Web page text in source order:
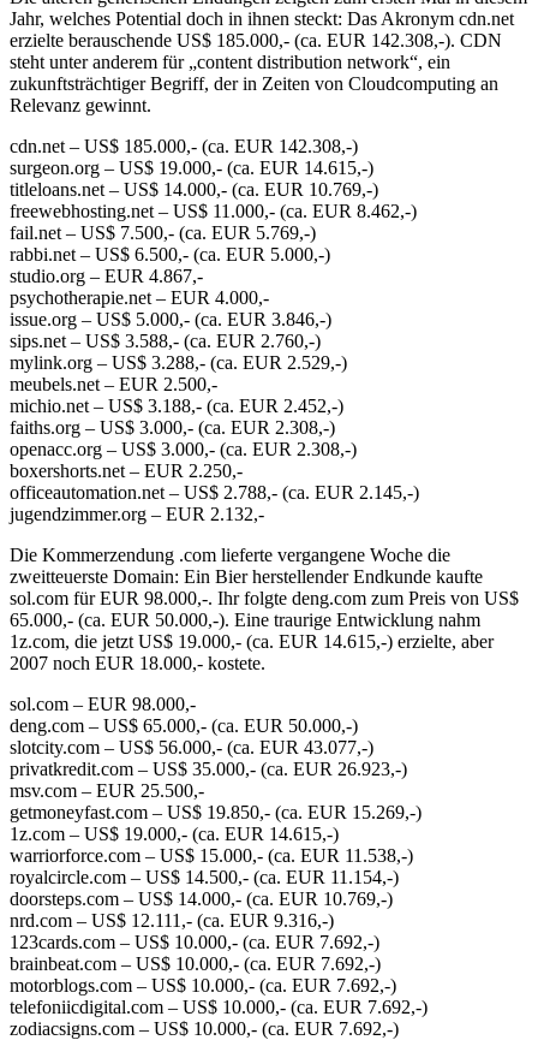
Jahr, welches Potential doch in ihnen steckt: Das Akronym cdn.net
erzielte berauschende US$ 185.000,- (ca. EUR 142.308,-). CDN
steht unter anderem für „content distribution network“, ein
zukunftsträchtiger Begriff, der in Zeiten von Cloudcomputing an
Relevanz gewinnt.
cdn.net – US$ 185.000,- (ca. EUR 142.308,-)
surgeon.org – US$ 19.000,- (ca. EUR 14.615,-)
titleloans.net – US$ 14.000,- (ca. EUR 10.769,-)
freewebhosting.net – US$ 11.000,- (ca. EUR 8.462,-)
fail.net – US$ 7.500,- (ca. EUR 5.769,-)
rabbi.net – US$ 6.500,- (ca. EUR 5.000,-)
studio.org – EUR 4.867,-
psychotherapie.net – EUR 4.000,-
issue.org – US$ 5.000,- (ca. EUR 3.846,-)
sips.net – US$ 3.588,- (ca. EUR 2.760,-)
mylink.org – US$ 3.288,- (ca. EUR 2.529,-)
meubels.net – EUR 2.500,-
michio.net – US$ 3.188,- (ca. EUR 2.452,-)
faiths.org – US$ 3.000,- (ca. EUR 2.308,-)
openacc.org – US$ 3.000,- (ca. EUR 2.308,-)
boxershorts.net – EUR 2.250,-
officeautomation.net – US$ 2.788,- (ca. EUR 2.145,-)
jugendzimmer.org – EUR 2.132,-
Die Kommerzendung .com lieferte vergangene Woche die
zweitteuerste Domain: Ein Bier herstellender Endkunde kaufte
sol.com für EUR 98.000,-. Ihr folgte deng.com zum Preis von US$
65.000,- (ca. EUR 50.000,-). Eine traurige Entwicklung nahm
1z.com, die jetzt US$ 19.000,- (ca. EUR 14.615,-) erzielte, aber
2007 noch EUR 18.000,- kostete.
sol.com – EUR 98.000,-
deng.com – US$ 65.000,- (ca. EUR 50.000,-)
slotcity.com – US$ 56.000,- (ca. EUR 43.077,-)
privatkredit.com – US$ 35.000,- (ca. EUR 26.923,-)
msv.com – EUR 25.500,-
getmoneyfast.com – US$ 19.850,- (ca. EUR 15.269,-)
1z.com – US$ 19.000,- (ca. EUR 14.615,-)
warriorforce.com – US$ 15.000,- (ca. EUR 11.538,-)
royalcircle.com – US$ 14.500,- (ca. EUR 11.154,-)
doorsteps.com – US$ 14.000,- (ca. EUR 10.769,-)
nrd.com – US$ 12.111,- (ca. EUR 9.316,-)
123cards.com – US$ 10.000,- (ca. EUR 7.692,-)
brainbeat.com – US$ 10.000,- (ca. EUR 7.692,-)
motorblogs.com – US$ 10.000,- (ca. EUR 7.692,-)
telefoniicdigital.com – US$ 10.000,- (ca. EUR 7.692,-)
zodiacsigns.com – US$ 10.000,- (ca. EUR 7.692,-)